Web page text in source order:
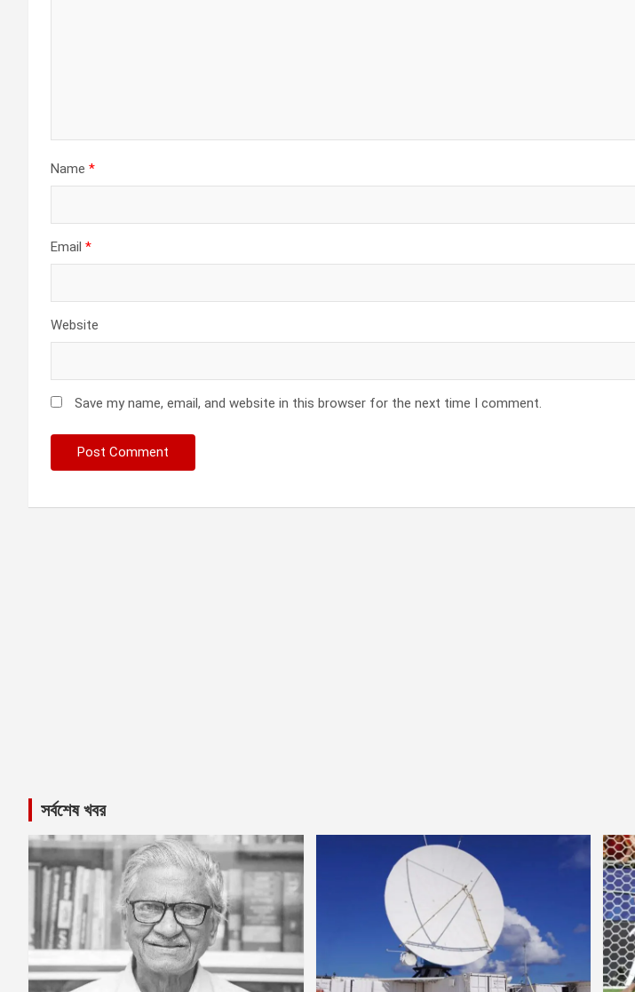
Name *
Email *
Website
Save my name, email, and website in this browser for the next time I comment.
সর্বশেষ খবর